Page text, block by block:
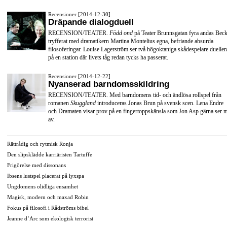
Recensioner [2014-12-30]
Dräpande dialogduell
RECENSION/TEATER. Född ond på Teater Brunnsgatan fyra andas
tryfferat med dramatikern Martina Montelius egna, befriande absurda
filosoferingar. Louise Lagerström ser två högoktaniga skådespelare
på en station där livets tåg redan tycks ha passerat.
Recensioner [2014-12-22]
Nyanserad barndomsskildring
RECENSION/TEATER. Med barndomens tid- och ändlösa rollspel från
romanen Skuggland introduceras Jonas Brun på svensk scen. Lena Endre
och Dramaten visar prov på en fingertoppskänsla som Jon Asp gärna ser
av.
Rättrådig och rytmisk Ronja
Den slipsklädde karriäristen Tartuffe
Frigörelse med dissonans
Ibsens lustspel placerat på lyxspa
Ungdomens olidliga ensamhet
Magisk, modern och maxad Robin
Fokus på filosofi i Rådströms bibel
Jeanne d’Arc som ekologisk terrorist